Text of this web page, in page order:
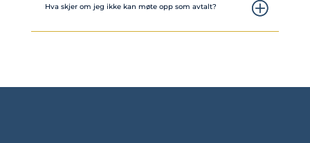
Hva skjer om jeg ikke kan møte opp som avtalt?